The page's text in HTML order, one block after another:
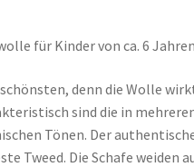
für Kinder von ca. 6 Jahren
denn die Wolle
sind die in
Tönen. Der
Tweed. Die Schafe weiden